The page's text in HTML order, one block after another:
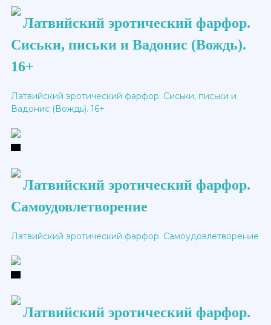
Латвийский эротический фарфор.
Сиськи, письки и Вадонис (Вождь).
16+
Латвийский эротический фарфор. Сиськи, письки и
Вадонис (Вождь). 16+
Латвийский эротический фарфор.
Самоудовлетворение
Латвийский эротический фарфор. Самоудовлетворение
Латвийский эротический фарфор.